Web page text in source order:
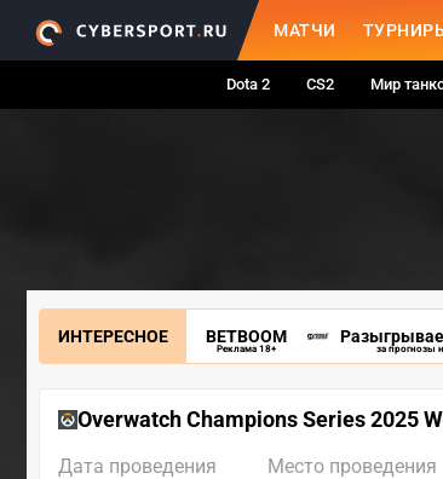
МАТЧИ
Dota 2 CS2 Мир
ИНТЕРЕСНОЕ BETBOOM
Реклама 18+ за прогнозы
Overwatch Champions Series 2025
Дата проведения
Место проведения